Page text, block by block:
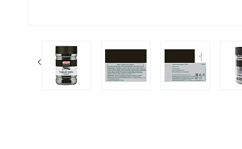
следующий слайд